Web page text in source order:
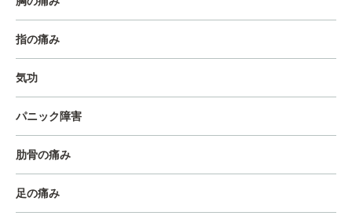
指の痛み
気功
パニック障害
肋骨の痛み
足の痛み